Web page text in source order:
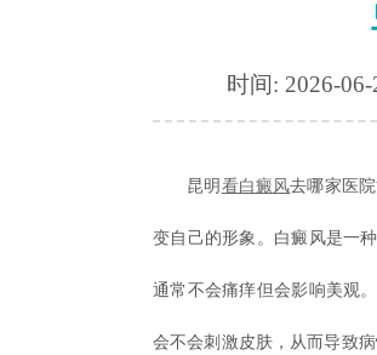
时间: 2026-06-
昆明 看白癜风去哪家医
变自己的形象。白癜风是一
通常不会痛痒但会影响美观
会不会刺激皮肤，从而导致